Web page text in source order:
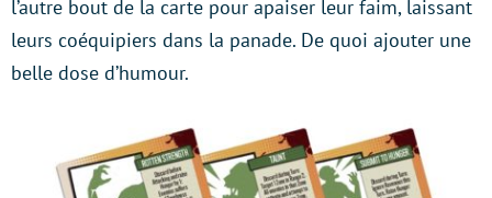
l’autre bout de la carte pour apaiser leur faim, laissant
leurs coéquipiers dans la panade. De quoi ajouter une
belle dose d’humour.